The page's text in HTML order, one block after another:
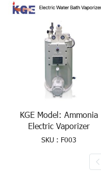
KGE Model: Ammonia
Electric Vaporizer
SKU : F003